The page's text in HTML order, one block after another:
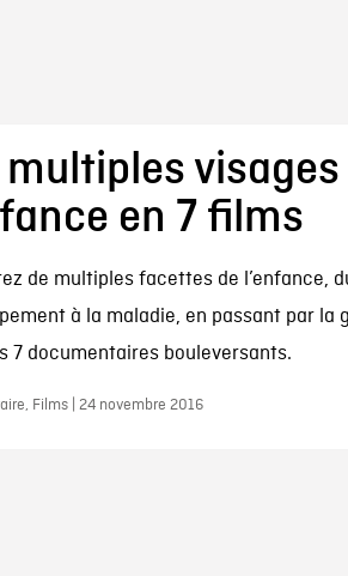
multiples visages
en 7 films
de multiples facettes de l’enfance,
à la maladie, en passant par la
7 documentaires bouleversants.
Films | 24 novembre 2016